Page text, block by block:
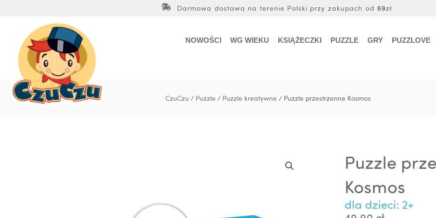
Darmowa dostawa na terenie Polski przy zakupach od 69zł
NOWOŚCI WG WIEKU KSIĄŻECZKI PUZZLE GRY PUZZLOVE
CzuCzu / Puzzle / Puzzle kreatywne / Puzzle przestrzenne Kosmos
Puzzle
Kosmos
dla dzieci: 2+